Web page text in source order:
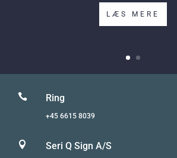
LÆS MERE
 Ring
+45 6615 8039
 Seri Q Sign A/S